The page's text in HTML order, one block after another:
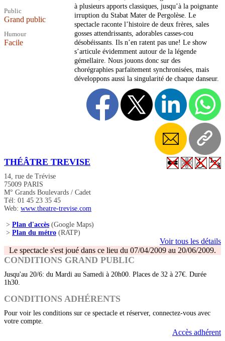
Public
Grand public
Humour
Facile
à plusieurs apports classiques, jusqu’à la poignante
irruption du Stabat Mater de Pergolèse. Le
spectacle raconte l’histoire de deux frères, sales
gosses attendrissants, adorables casses-cou
désobéissants. Ils n’en ratent pas une! Le show
s’articule évidemment autour de la légende
gémellaire. Nous jouons donc sur des
chorégraphies parfaitement synchronisées, mais
développons aussi la singularité de chaque danseur.
THÉÂTRE TREVISE
14, rue de Trévise
75009 PARIS
M° Grands Boulevards / Cadet
Tél: 01 45 23 35 45
Web: www.theatre-trevise.com
> Plan d'accès (Google Maps)
> Plan du métro (RATP)
Voir tous les détails
Le spectacle s'est joué dans ce lieu du 07/04/2009 au 20/06/2009.
CONDITIONS GRAND PUBLIC
Jusqu'au 20/6: du Mardi au Samedi à 20h00. Places de 32 à 27€. Durée
1h30.
CONDITIONS ADHÉRENTS
Pour voir les conditions sur ce spectacle et réserver, connectez-vous avec
votre compte.
Accès adhérent